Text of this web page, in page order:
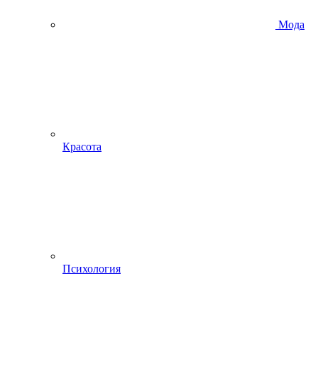
Мода
Красота
Психология